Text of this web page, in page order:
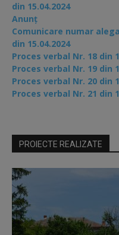
din 15.04.2024
Anunț
Comunicare numar
din 15.04.2024
Proces verbal Nr. 18 din
Proces verbal Nr. 19 din
Proces verbal Nr. 20 din
Proces verbal Nr. 21 din
PROIECTE REALIZATE